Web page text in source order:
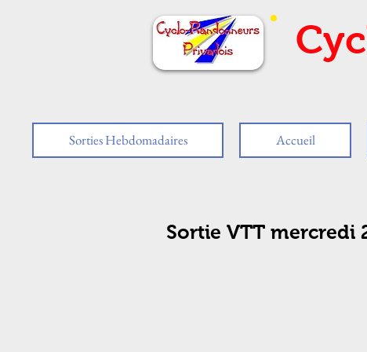
Sorties Hebdomadaires Accueil
Sortie VTT mercredi